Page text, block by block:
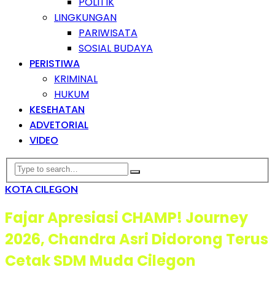
LINGKUNGAN
PARIWISATA
SOSIAL BUDAYA
PERISTIWA
KRIMINAL
HUKUM
KESEHATAN
ADVETORIAL
VIDEO
KOTA CILEGON
Fajar Apresiasi CHAMP! Journey
2026, Chandra Asri Didorong Terus
Cetak SDM Muda Cilegon